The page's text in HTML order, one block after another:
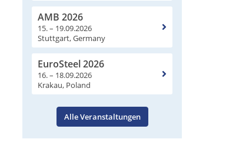
AMB 2026
15. – 19.09.2026
Stuttgart, Germany
EuroSteel 2026
16. – 18.09.2026
Krakau, Poland
Alle Veranstaltungen